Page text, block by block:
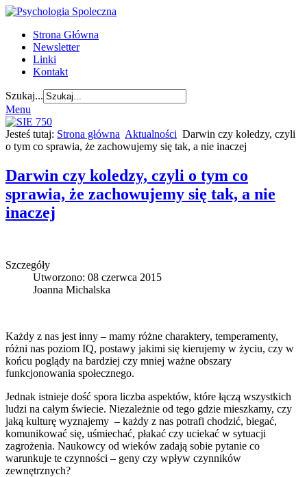
Strona Główna
Newsletter
Linki
Kontakt
Szukaj...
Menu
Jesteś tutaj: Strona główna Aktualności Darwin czy koledzy, czyli
o tym co sprawia, że zachowujemy się tak, a nie inaczej
Darwin czy koledzy, czyli o tym co
sprawia, że zachowujemy się tak, a nie
inaczej
Szczegóły
Utworzono: 08 czerwca 2015
Joanna Michalska
Każdy z nas jest inny – mamy różne charaktery, temperamenty,
różni nas poziom IQ, postawy jakimi się kierujemy w życiu, czy w
końcu poglądy na bardziej czy mniej ważne obszary
funkcjonowania społecznego.
Jednak istnieje dość spora liczba aspektów, które łączą wszystkich
ludzi na całym świecie. Niezależnie od tego gdzie mieszkamy, czy
jaką kulturę wyznajemy – każdy z nas potrafi chodzić, biegać,
komunikować się, uśmiechać, płakać czy uciekać w sytuacji
zagrożenia. Naukowcy od wieków zadają sobie pytanie co
warunkuje te czynności – geny czy wpływ czynników
zewnętrznych?